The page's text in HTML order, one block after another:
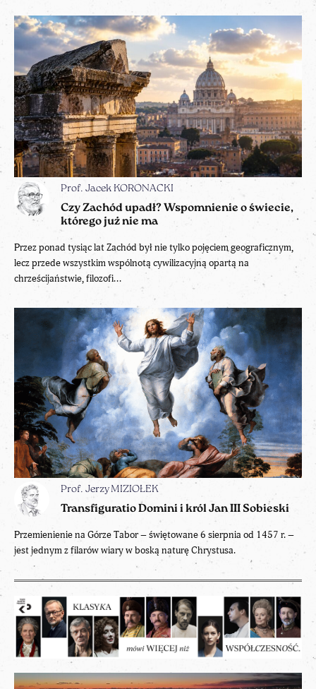
Prof. Jacek KORONACKI
Czy Zachód upadł? Wspomnienie o świecie,
którego już nie ma
Przez ponad tysiąc lat Zachód był nie tylko pojęciem geograficznym,
lecz przede wszystkim wspólnotą cywilizacyjną opartą na
chrześcijaństwie, filozofi...
Prof. Jerzy MIZIOŁEK
Transfiguratio Domini i król Jan III Sobieski
Przemienienie na Górze Tabor – świętowane 6 sierpnia od 1457 r. –
jest jednym z filarów wiary w boską naturę Chrystusa.